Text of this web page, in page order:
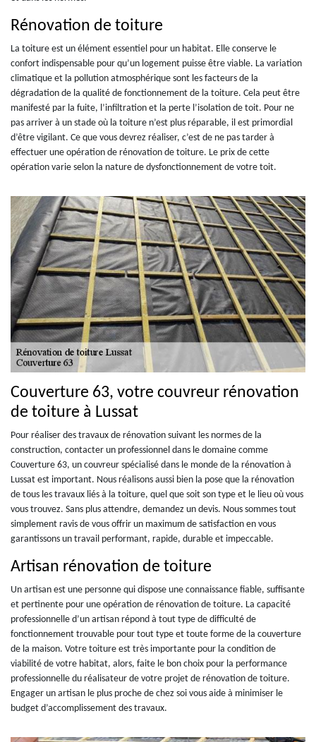
Rénovation de toiture
La toiture est un élément essentiel pour un habitat. Elle conserve le
confort indispensable pour qu’un logement puisse être viable. La variation
climatique et la pollution atmosphérique sont les facteurs de la
dégradation de la qualité de fonctionnement de la toiture. Cela peut être
manifesté par la fuite, l’infiltration et la perte l’isolation de toit. Pour ne
pas arriver à un stade où la toiture n’est plus réparable, il est primordial
d’être vigilant. Ce que vous devrez réaliser, c’est de ne pas tarder à
effectuer une opération de rénovation de toiture. Le prix de cette
opération varie selon la nature de dysfonctionnement de votre toit.
Couverture 63, votre couvreur rénovation
de toiture à Lussat
Pour réaliser des travaux de rénovation suivant les normes de la
construction, contacter un professionnel dans le domaine comme
Couverture 63, un couvreur spécialisé dans le monde de la rénovation à
Lussat est important. Nous réalisons aussi bien la pose que la rénovation
de tous les travaux liés à la toiture, quel que soit son type et le lieu où vous
vous trouvez. Sans plus attendre, demandez un devis. Nous sommes tout
simplement ravis de vous offrir un maximum de satisfaction en vous
garantissons un travail performant, rapide, durable et impeccable.
Artisan rénovation de toiture
Un artisan est une personne qui dispose une connaissance fiable, suffisante
et pertinente pour une opération de rénovation de toiture. La capacité
professionnelle d’un artisan répond à tout type de difficulté de
fonctionnement trouvable pour tout type et toute forme de la couverture
de la maison. Votre toiture est très importante pour la condition de
viabilité de votre habitat, alors, faite le bon choix pour la performance
professionnelle du réalisateur de votre projet de rénovation de toiture.
Engager un artisan le plus proche de chez soi vous aide à minimiser le
budget d’accomplissement des travaux.